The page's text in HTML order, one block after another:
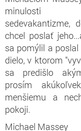
sedevakantizme,
chcel poslať
sa pomýlil a
dielo, v ktorom
sa predišlo
prosím
menšiemu a
pokoji.
Michael Massey